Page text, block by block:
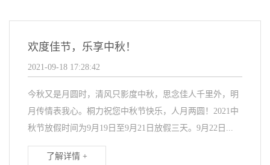
欢度佳节，乐享中秋！
2021-09-18 17:28:42
今秋又是月圆时，清风只影度中秋，思念佳人千里外，明
月传情表我心。桐力祝您中秋节快乐，人月两圆！2021中
秋节放假时间为9月19日至9月21日放假三天。9月22日...
了解详情 +